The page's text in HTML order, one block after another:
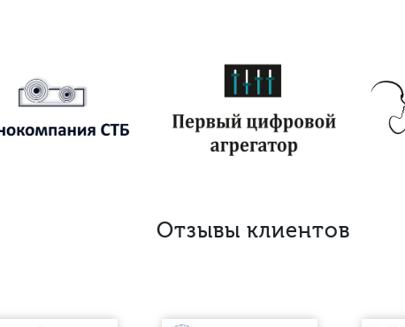
Отзывы клиентов